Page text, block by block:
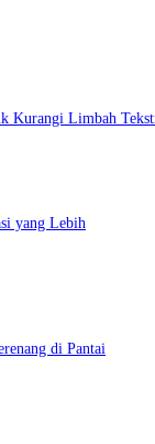
Kurangi Limbah
yang Lebih
di Pantai